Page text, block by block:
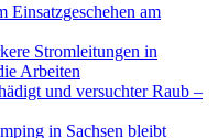
Einsatzgeschehen am
Stromleitungen in
Arbeiten
und versuchter Raub –
in Sachsen bleibt